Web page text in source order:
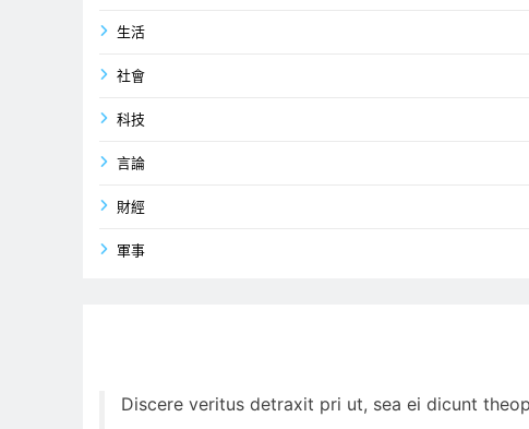
生活
社會
科技
言論
財經
軍事
Discere veritus detraxit pri ut, sea ei dicunt